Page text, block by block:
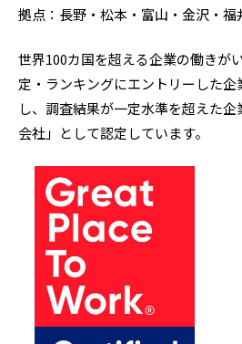
拠点：長野・松本・富山・金沢・
世界100カ国を超える企業の働きが
定・ランキングにエントリーした
し、調査結果が一定水準を超えた
会社」として認定しています。